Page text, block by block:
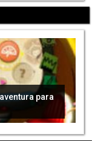
para